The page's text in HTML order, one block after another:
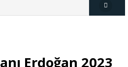
Erdoğan 2023